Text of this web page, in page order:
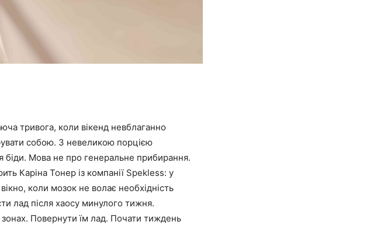
тривога, коли вікенд невблаганно
собою. З невеликою порцією
біди. Мова не про генеральне прибирання.
Каріна Тонер із компанії Spekless: у
коли мозок не волає необхідність
лад після хаосу минулого тижня.
Повернути їм лад. Почати тиждень